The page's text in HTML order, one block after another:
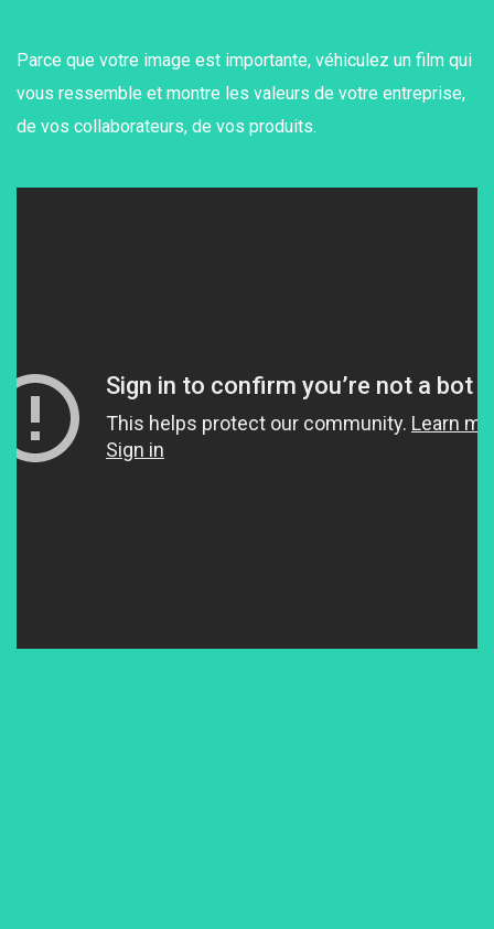
Parce que votre image est importante, véhiculez un film qui
vous ressemble et montre les valeurs de votre entreprise,
de vos collaborateurs, de vos produits.